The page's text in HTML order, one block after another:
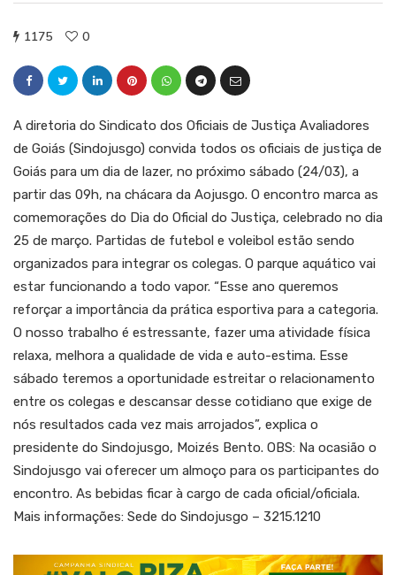
1175 0
A diretoria do Sindicato dos Oficiais de Justiça Avaliadores
de Goiás (Sindojusgo) convida todos os oficiais de justiça de
Goiás para um dia de lazer, no próximo sábado (24/03), a
partir das 09h, na chácara da Aojusgo. O encontro marca as
comemorações do Dia do Oficial do Justiça, celebrado no dia
25 de março. Partidas de futebol e voleibol estão sendo
organizados para integrar os colegas. O parque aquático vai
estar funcionando a todo vapor. “Esse ano queremos
reforçar a importância da prática esportiva para a categoria.
O nosso trabalho é estressante, fazer uma atividade física
relaxa, melhora a qualidade de vida e auto-estima. Esse
sábado teremos a oportunidade estreitar o relacionamento
entre os colegas e descansar desse cotidiano que exige de
nós resultados cada vez mais arrojados”, explica o
presidente do Sindojusgo, Moizés Bento. OBS: Na ocasião o
Sindojusgo vai oferecer um almoço para os participantes do
encontro. As bebidas ficar à cargo de cada oficial/oficiala.
Mais informações: Sede do Sindojusgo – 3215.1210